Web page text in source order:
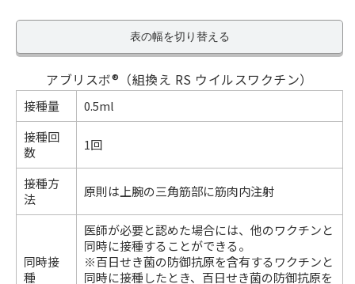
表の幅を切り替える
アブリスボ®（組換え RS ウイルスワクチン）
接種量
0.5ml
接種回
数
1回
接種方
法
原則は上腕の三角筋部に筋肉内注射
同時接
種
医師が必要と認めた場合には、他のワクチンと
同時に接種することができる。
※百日せき菌の防御抗原を含有するワクチンと
同時に接種したとき、百日せき菌の防御抗原を